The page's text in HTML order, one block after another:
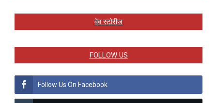
वेब स्टोरीज
FOLLOW US
Follow Us On Facebook